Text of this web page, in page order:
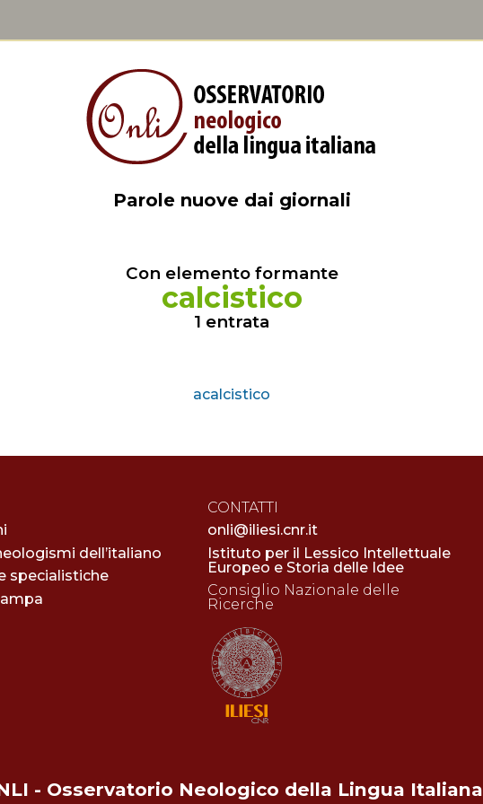
Parole nuove dai giornali
Con elemento formante
calcistico
1 entrata
acalcistico
dell’italiano
specialistiche
CONTATTI
onli@iliesi.cnr.it
Istituto per il Lessico Intellettuale
Europeo e Storia delle Idee
Consiglio Nazionale delle
Ricerche
- Osservatorio Neologico della Lingua Italiana